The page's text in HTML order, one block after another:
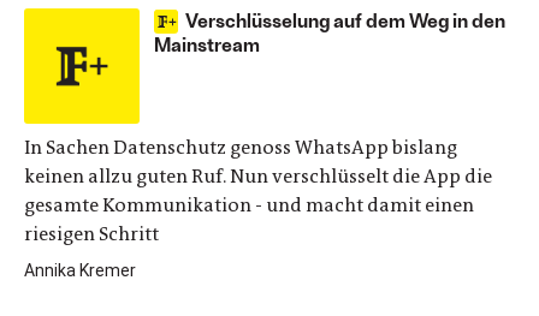
Verschlüsselung auf dem Weg in den
Mainstream
In Sachen Datenschutz genoss WhatsApp bislang
keinen allzu guten Ruf. Nun verschlüsselt die App die
gesamte Kommunikation - und macht damit einen
riesigen Schritt
Annika Kremer